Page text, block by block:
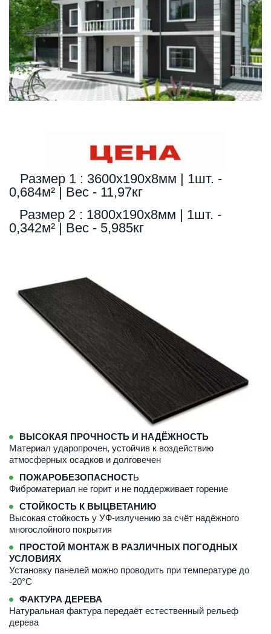
0,684м² | Вес - 11,97кг
  Размер 2 : 1800х190х8мм | 1шт. -
0,342м² | Вес - 5,985кг
ВЫСОКАЯ ПРОЧНОСТЬ И НАДЁЖНОСТЬ
Материал ударопрочен, устойчив к воздействию
атмосферных осадков и долговечен
ПОЖАРОБЕЗОПАСНОСТЬ
Фиброматериал не горит и не поддерживает горение
СТОЙКОСТЬ К ВЫЦВЕТАНИЮ
Высокая стойкость у УФ-излучению за счёт надёжного
многослойного покрытия
ПРОСТОЙ МОНТАЖ В РАЗЛИЧНЫХ ПОГОДНЫХ
УСЛОВИЯХ
Установку панелей можно проводить при температуре до
-20°C
ФАКТУРА ДЕРЕВА
Натуральная фактура передаёт естественный рельеф
дерева